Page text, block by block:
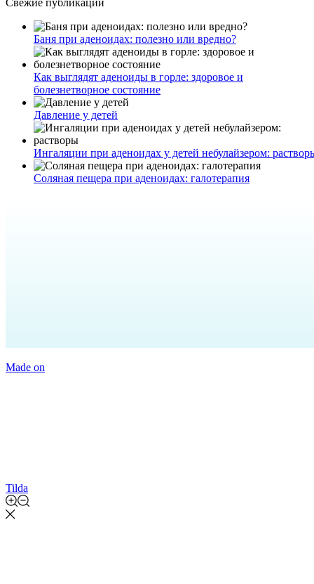
Баня при аденоидах: полезно или вредно?
Как выглядят аденоиды в горле: здоровое и
болезнетворное состояние
Давление у детей
Ингаляции при аденоидах у детей небулайзером:
Соляная пещера при аденоидах: галотерапия
Made on
Tilda